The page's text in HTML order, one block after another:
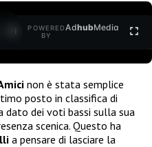
POWERED
BY
AdhubMedia
non è stata semplice
posto in classifica di
dato dei voti bassi sulla sua
scenica. Questo ha
a pensare di lasciare la